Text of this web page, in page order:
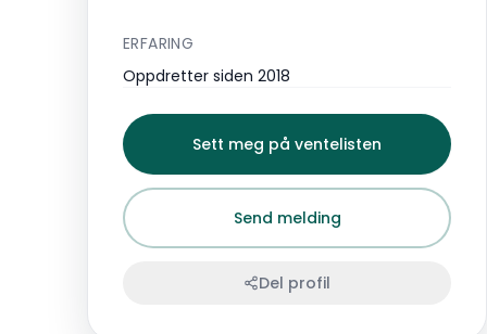
ERFARING
Oppdretter siden 2018
Sett meg på ventelisten
Send melding
Del profil